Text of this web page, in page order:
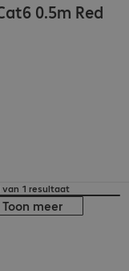
0.5m Red
van 1 resultaat
Toon meer